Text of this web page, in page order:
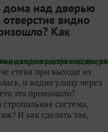
дома над дверью
отверстие видно
Как
стена при выходе из
и видно улицу через
это произошло?
система,
И как сделать так,